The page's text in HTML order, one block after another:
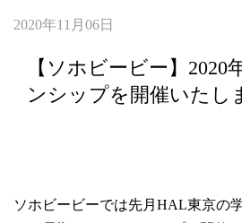
2020年11月06日
【ソホビービー】2020
ンシップを開催いたし
ソホビービーでは先月HAL東京の